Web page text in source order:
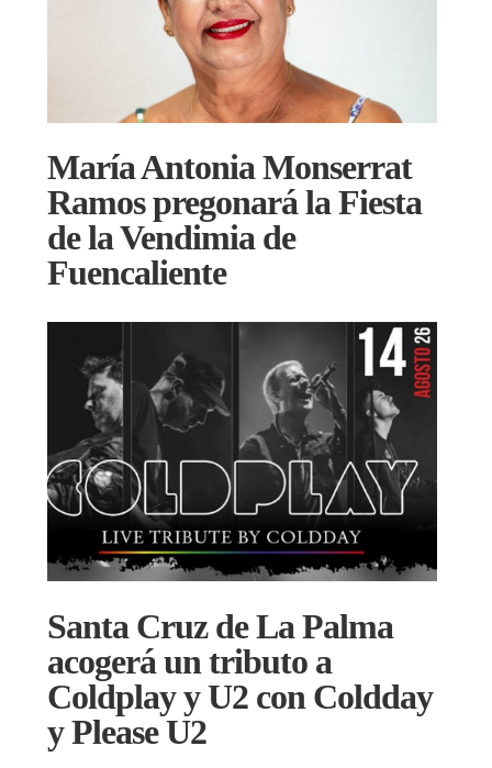
María Antonia Monserrat
Ramos pregonará la Fiesta
de la Vendimia de
Fuencaliente
Santa Cruz de La Palma
acogerá un tributo a
Coldplay y U2 con Coldday
y Please U2